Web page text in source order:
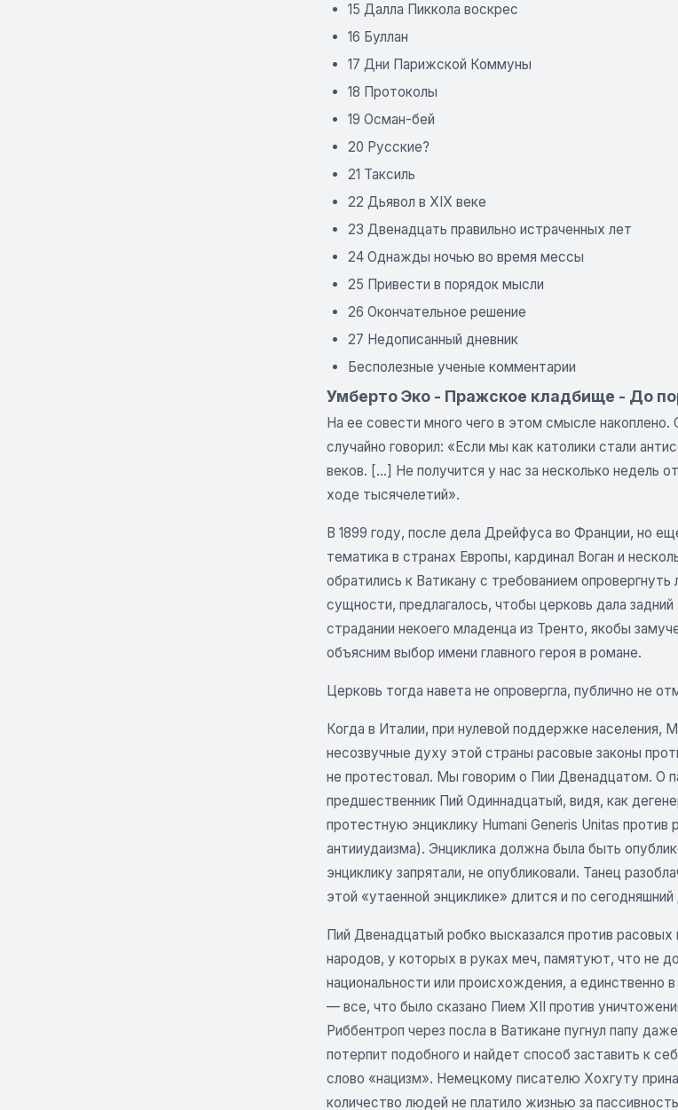
15 Далла Пиккола воскрес
16 Буллан
17 Дни Парижской Коммуны
18 Протоколы
19 Осман-бей
20 Русские?
21 Таксиль
22 Дьявол в XIX веке
23 Двенадцать правильно истраченных лет
24 Однажды ночью во время мессы
25 Привести в порядок мысли
26 Окончательное решение
27 Недописанный дневник
Бесполезные ученые комментарии
Умберто Эко - Пражское кладбище - До
На ее совести много чего в этом смысле
случайно говорил: «Если мы как католики стали
веков. […] Не получится у нас за несколько недель
ходе тысячелетий».
В 1899 году, после дела Дрейфуса во Франции, но
тематика в странах Европы, кардинал Воган и
обратились к Ватикану с требованием
сущности, предлагалось, чтобы церковь дала
страдании некоего младенца из Тренто, якобы
объясним выбор имени главного героя в романе.
Церковь тогда навета не опровергла, публично не
Когда в Италии, при нулевой поддержке населения,
несозвучные духу этой страны расовые законы
не протестовал. Мы говорим о Пии Двенадцатом. О
предшественник Пий Одиннадцатый, видя, как
протестную энциклику Humani Generis Unitas против
антииудаизма). Энциклика должна была быть
энциклику запрятали, не опубликовали. Танец
этой «утаенной энциклике» длится и по сегодняшний
Пий Двенадцатый робко высказался против расовых
народов, у которых в руках меч, памятуют, что не
национальности или происхождения, а единственно
— все, что было сказано Пием XII против
Риббентроп через посла в Ватикане пугнул папу
потерпит подобного и найдет способ заставить к
слово «нацизм». Немецкому писателю Хохгуту
количество людей не платило жизнью за